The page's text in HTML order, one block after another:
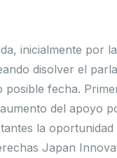
inicialmente por
disolver el
fecha.
del apoyo
la
Japan